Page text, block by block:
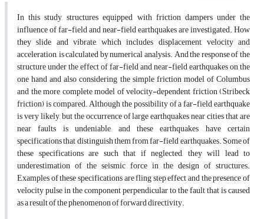
In this study, structures equipped with friction dampers under the
influence of far-field and near-field earthquakes are investigated. How
they slide and vibrate, which includes displacement, velocity and
acceleration, is calculated by numerical analysis. And the response of the
structure under the effect of far-field and near-field earthquakes on the
one hand and also considering the simple friction model of Columbus
and the more complete model of velocity-dependent friction (Stribeck
friction) is compared. Although the possibility of a far-field earthquake
is very likely, but the occurrence of large earthquakes near cities that are
near faults is undeniable, and these earthquakes have certain
specifications that distinguish them from far-field earthquakes. Some of
these specifications are such that if neglected, they will lead to
underestimation of the seismic force in the design of structures.
Examples of these specifications are fling step effect and the presence of
velocity pulse in the component perpendicular to the fault that is caused
as a result of the phenomenon of forward directivity.